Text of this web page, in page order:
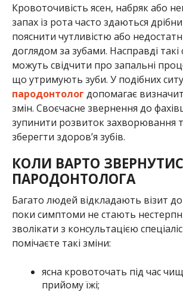
Кровоточивість ясен, набряк або
запах із рота часто здаються
пояснити чутливістю або
доглядом за зубами. Насправді
можуть свідчити про запальні
що утримують зуби. У подібних
пародонтолог допомагає
змін. Своєчасне звернення до
зупинити розвиток захворювання
зберегти здоров’я зубів.
КОЛИ ВАРТО
ПАРОДОНТОЛОГА
Багато людей відкладають візит
поки симптоми не стають
зволікати з консультацією
помічаєте такі зміни:
ясна кровоточать під час
прийому їжі;